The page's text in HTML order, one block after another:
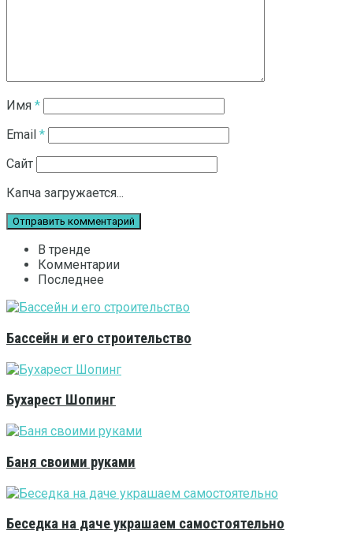
Имя *
Email *
Сайт
Капча загружается...
В тренде
Комментарии
Последнее
Бассейн и его строительство
Бухарест Шопинг
Баня своими руками
Беседка на даче украшаем самостоятельно